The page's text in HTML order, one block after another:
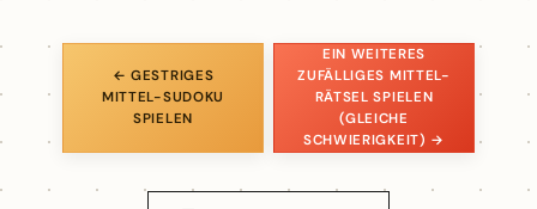
← GESTRIGES
MITTEL-SUDOKU
SPIELEN
EIN WEITERES
ZUFÄLLIGES MITTEL-
RÄTSEL SPIELEN
(GLEICHE
SCHWIERIGKEIT) →